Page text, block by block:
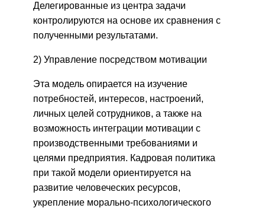
Делегированные из центра задачи
контролируются на основе их сравнения с
полученными результатами.
2) Управление посредством мотивации
Эта модель опирается на изучение
потребностей, интересов, настроений,
личных целей сотрудников, а также на
возможность интеграции мотивации с
производственными требованиями и
целями предприятия. Кадровая политика
при такой модели ориентируется на
развитие человеческих ресурсов,
укрепление морально-психологического